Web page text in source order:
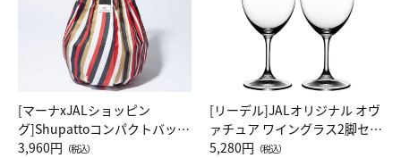
[マーナxJALショッピン
グ]Shupattoコンパクトバッグ
Drop JAL客室乗務員（LC）ス
3,960円 （税込）
[リーデル]JALオリジナル オヴ
ァチュア ワイングラス2脚セッ
ト（レッドワイン）
5,280円 （税込）